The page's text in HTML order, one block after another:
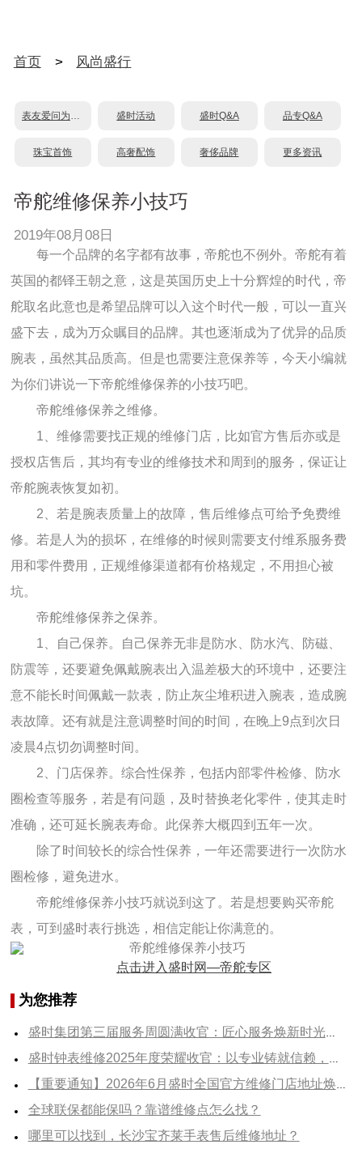
首页 > 风尚盛行
表友爱问为什么？ 盛时活动 盛时Q&A 品专Q&A
珠宝首饰 高奢配饰 奢侈品牌 更多资讯
帝舵维修保养小技巧
2019年08月08日
每一个品牌的名字都有故事，帝舵也不例外。帝舵有着
英国的都铎王朝之意，这是英国历史上十分辉煌的时代，帝
舵取名此意也是希望品牌可以入这个时代一般，可以一直兴
盛下去，成为万众瞩目的品牌。其也逐渐成为了优异的品质
腕表，虽然其品质高。但是也需要注意保养等，今天小编就
为你们讲说一下帝舵维修保养的小技巧吧。
帝舵维修保养之维修。
1、维修需要找正规的维修门店，比如官方售后亦或是
授权店售后，其均有专业的维修技术和周到的服务，保证让
帝舵腕表恢复如初。
2、若是腕表质量上的故障，售后维修点可给予免费维
修。若是人为的损坏，在维修的时候则需要支付维系服务费
用和零件费用，正规维修渠道都有价格规定，不用担心被
坑。
帝舵维修保养之保养。
1、自己保养。自己保养无非是防水、防水汽、防磁、
防震等，还要避免佩戴腕表出入温差极大的环境中，还要注
意不能长时间佩戴一款表，防止灰尘堆积进入腕表，造成腕
表故障。还有就是注意调整时间的时间，在晚上9点到次日
凌晨4点切勿调整时间。
2、门店保养。综合性保养，包括内部零件检修、防水
圈检查等服务，若是有问题，及时替换老化零件，使其走时
准确，还可延长腕表寿命。此保养大概四到五年一次。
除了时间较长的综合性保养，一年还需要进行一次防水
圈检修，避免进水。
帝舵维修保养小技巧就说到这了。若是想要购买帝舵
表，可到盛时表行挑选，相信定能让你满意的。
点击进入盛时网—帝舵专区
为您推荐
盛时集团第三届服务周圆满收官：匠心服务焕新时光，暖心守护不负信赖
盛时钟表维修2025年度荣耀收官：以专业铸就信赖，以服务诠释尊享
【重要通知】2026年6月盛时全国官方维修门店地址焕新 附最新正规服务网点
全球联保都能保吗？靠谱维修点怎么找？
哪里可以找到，长沙宝齐莱手表售后维修地址？